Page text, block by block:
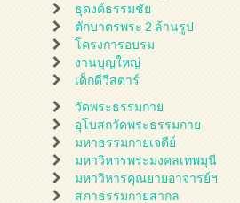
ธุดงค์ธรรมชัย
ตักบาตรพระ 2 ล้านรูป
โครงการอบรม
งานบุญใหญ่
เด็กดีวีสตาร์
วัดพระธรรมกาย
อุโบสถวัดพระธรรมกาย
มหาธรรมกายเจดีย์
มหาวิหารพระมงคลเทพมุนี
มหาวิหารคุณยายอาจารย์ฯ
สภาธรรมกายสากล